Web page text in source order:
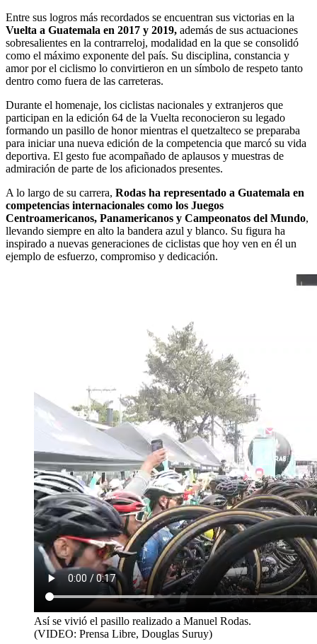
Entre sus logros más recordados se encuentran sus victorias en la
Vuelta a Guatemala en 2017 y 2019, además de sus actuaciones
sobresalientes en la contrarreloj, modalidad en la que se consolidó
como el máximo exponente del país. Su disciplina, constancia y
amor por el ciclismo lo convirtieron en un símbolo de respeto tanto
dentro como fuera de las carreteras.
Durante el homenaje, los ciclistas nacionales y extranjeros que
participan en la edición 64 de la Vuelta reconocieron su legado
formando un pasillo de honor mientras el quetzalteco se preparaba
para iniciar una nueva edición de la competencia que marcó su vida
deportiva. El gesto fue acompañado de aplausos y muestras de
admiración de parte de los aficionados presentes.
A lo largo de su carrera, Rodas ha representado a Guatemala en
competencias internacionales como los Juegos
Centroamericanos, Panamericanos y Campeonatos del Mundo,
llevando siempre en alto la bandera azul y blanco. Su figura ha
inspirado a nuevas generaciones de ciclistas que hoy ven en él un
ejemplo de esfuerzo, compromiso y dedicación.
Así se vivió el pasillo realizado a Manuel Rodas.
(VIDEO: Prensa Libre, Douglas Suruy)